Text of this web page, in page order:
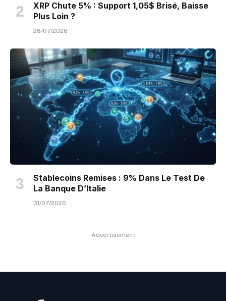
XRP Chute 5% : Support 1,05$ Brisé, Baisse
Plus Loin ?
28/07/2026
Stablecoins Remises : 9% Dans Le Test De
La Banque D’Italie
31/07/2026
Advertisement